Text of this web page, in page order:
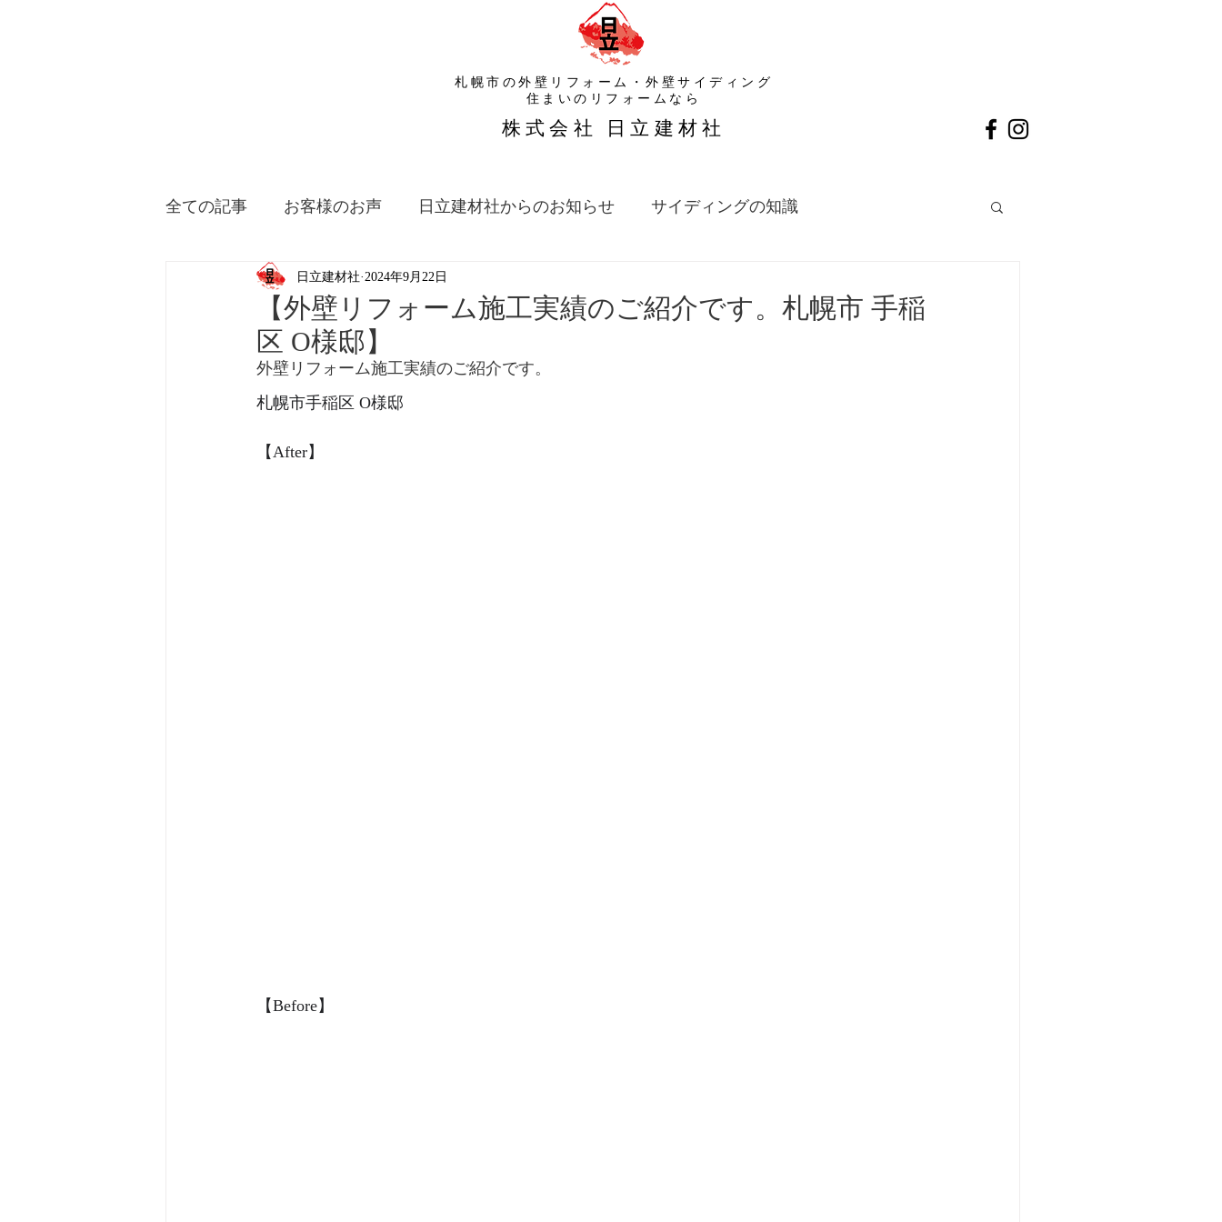
札幌市の外壁リフォーム・外壁サイディング
​住まいのリフォームなら
​株式会社 日立建材社
全ての記事 お客様のお声 日立建材社からのお知らせ サイディングの知識
【外壁リフォーム施工実績のご紹介です。札幌市 手稲
区 O様邸】
日立建材社 2024年9月22日
外壁リフォーム施工実績のご紹介です。
札幌市手稲区 O様邸
【After】
【Before】